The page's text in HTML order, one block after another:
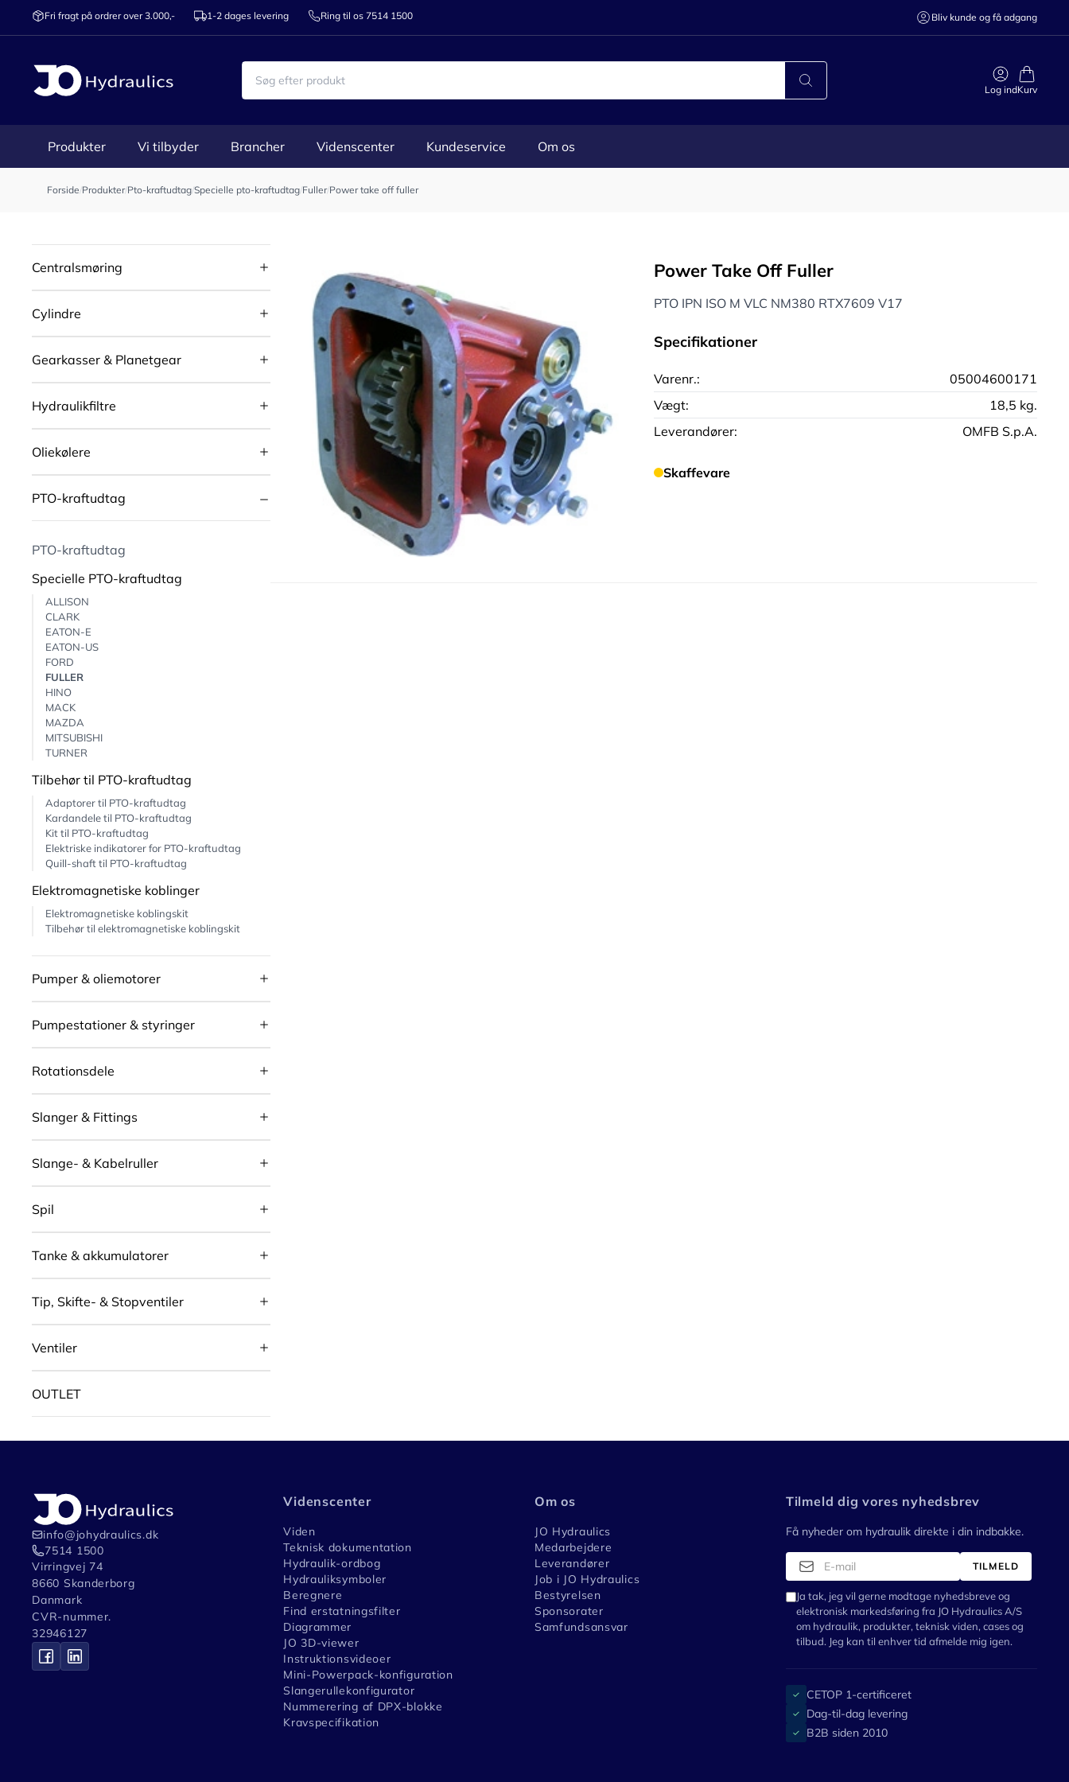
Fri fragt på ordrer over 3.000,- 1-2 dages levering Ring til os 7514 1500 Bliv kunde og få adgang
Log indKurv
Produkter Vi tilbyder Brancher Videnscenter Kundeservice Om os
Forside/Produkter/Pto-kraftudtag/Specielle pto-kraftudtag/Fuller/Power take off fuller
Centralsmøring
Cylindre
Gearkasser & Planetgear
Hydraulikfiltre
Oliekølere
PTO-kraftudtag
PTO-kraftudtag
Specielle PTO-kraftudtag
ALLISON
CLARK
EATON-E
EATON-US
FORD
FULLER
HINO
MACK
MAZDA
MITSUBISHI
TURNER
Tilbehør til PTO-kraftudtag
Adaptorer til PTO-kraftudtag
Kardandele til PTO-kraftudtag
Kit til PTO-kraftudtag
Elektriske indikatorer for PTO-kraftudtag
Quill-shaft til PTO-kraftudtag
Elektromagnetiske koblinger
Elektromagnetiske koblingskit
Tilbehør til elektromagnetiske koblingskit
Pumper & oliemotorer
Pumpestationer & styringer
Rotationsdele
Slanger & Fittings
Slange- & Kabelruller
Spil
Tanke & akkumulatorer
Tip, Skifte- & Stopventiler
Ventiler
OUTLET
Power Take Off Fuller
PTO IPN ISO M VLC NM380 RTX7609 V17
Specifikationer
Varenr.:
05004600171
Vægt:
18,5 kg.
Leverandører:
OMFB S.p.A.
Skaffevare
info@johydraulics.dk
7514 1500
Virringvej 74
8660 Skanderborg
Danmark
CVR-nummer.
32946127
Videnscenter
Viden
Teknisk dokumentation
Hydraulik-ordbog
Hydrauliksymboler
Beregnere
Find erstatningsfilter
Diagrammer
JO 3D-viewer
Instruktionsvideoer
Mini-Powerpack-konfiguration
Slangerullekonfigurator
Nummerering af DPX-blokke
Kravspecifikation
Om os
JO Hydraulics
Medarbejdere
Leverandører
Job i JO Hydraulics
Bestyrelsen
Sponsorater
Samfundsansvar
Tilmeld dig vores nyhedsbrev
Få nyheder om hydraulik direkte i din indbakke.
TILMELD
Ja tak, jeg vil gerne modtage nyhedsbreve og
elektronisk markedsføring fra JO Hydraulics A/S
om hydraulik, produkter, teknisk viden, cases og
tilbud. Jeg kan til enhver tid afmelde mig igen.
✓ CETOP 1-certificeret
✓ Dag-til-dag levering
✓ B2B siden 2010